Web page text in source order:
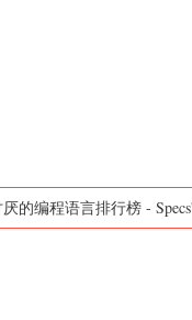
的编程语言排行榜 -